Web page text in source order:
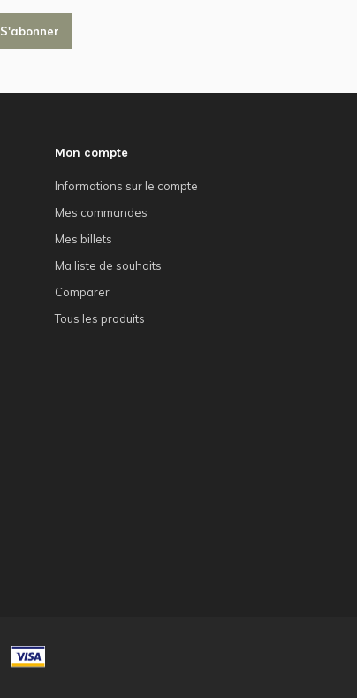
S'abonner
Mon compte
Informations sur le compte
Mes commandes
Mes billets
Ma liste de souhaits
Comparer
Tous les produits